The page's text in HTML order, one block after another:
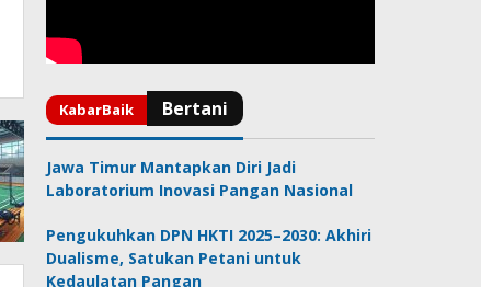
Jawa Timur Mantapkan Diri Jadi
Laboratorium Inovasi Pangan Nasional
Pengukuhkan DPN HKTI 2025–2030: Akhiri
Dualisme, Satukan Petani untuk
Kedaulatan Pangan